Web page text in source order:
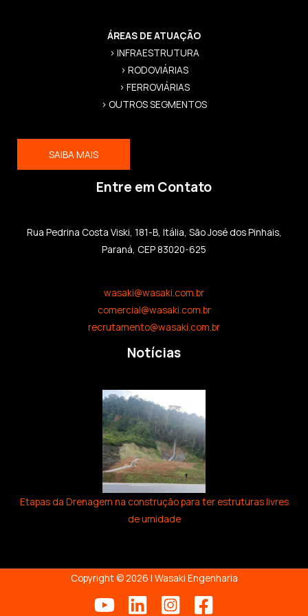
ÁREAS DE ATUAÇÃO
> INFRAESTRUTURA
> RODOVIÁRIAS
> FERROVIÁRIAS
> OUTROS SEGMENTOS
SAIBA MAIS
Entre em Contato
Rua Pedrina Costa Viski, 181-B, Itália, São José dos Pinhais,
Paraná, CEP 83020-625
wasaki@wasaki.com.br
comercial@wasaki.com.br
recrutamento@wasaki.com.br
Notícias
Etapas da Drenagem na construção para ter estruturas livres
de umidade
Copyright © 2026 | Wasaki Engenharia